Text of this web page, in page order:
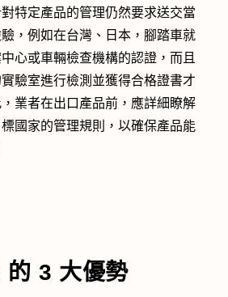
特定產品的管理仍然要求送交當
，例如在台灣、日本，腳踏車就
心或車輛檢查機構的認證，而且
驗室進行檢測並獲得合格證書才
業者在出口產品前，應詳細瞭解
國家的管理規則，以確保產品能
的 3 大優勢